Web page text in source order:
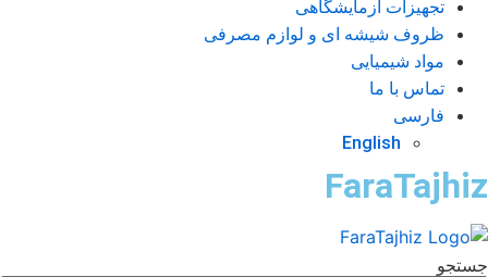
تجهیزات آزمایشگاهی
ظروف شیشه ای و لوازم مصرفی
مواد شیمیایی
تماس با ما
فارسی
English